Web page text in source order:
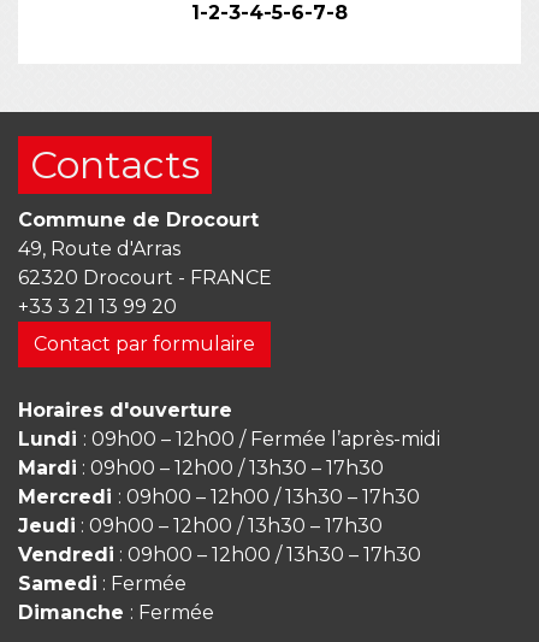
1-2-3-4-5-6-7-8
Contacts
Commune de Drocourt
49, Route d'Arras
62320 Drocourt - FRANCE
+33 3 21 13 99 20
Contact par formulaire
Horaires d'ouverture
Lundi : 09h00 – 12h00 / Fermée l’après-midi
Mardi : 09h00 – 12h00 / 13h30 – 17h30
Mercredi : 09h00 – 12h00 / 13h30 – 17h30
Jeudi : 09h00 – 12h00 / 13h30 – 17h30
Vendredi : 09h00 – 12h00 / 13h30 – 17h30
Samedi : Fermée
Dimanche : Fermée